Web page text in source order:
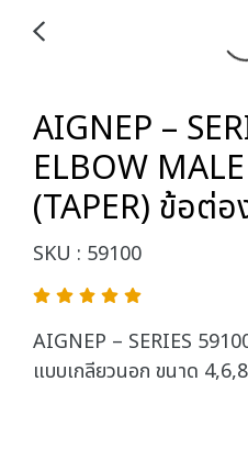
AIGNEP –
ELBOW
(TAPER) ข้อต่
SKU : 59100
AIGNEP – SERIES
แบบเกลียวนอก ขนาด